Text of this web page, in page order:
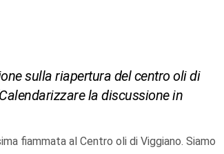
sulla riapertura del centro oli di
la discussione in
fiammata al Centro oli di Viggiano. Siamo